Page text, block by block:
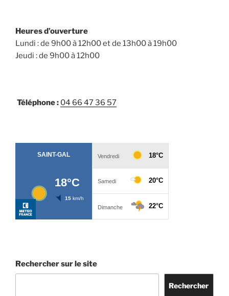
Heures d’ouverture
Lundi : de 9h00 à 12h00 et de 13h00 à 19h00
Jeudi : de 9h00 à 12h00
Téléphone : 04 66 47 36 57
Rechercher sur le site
Rechercher